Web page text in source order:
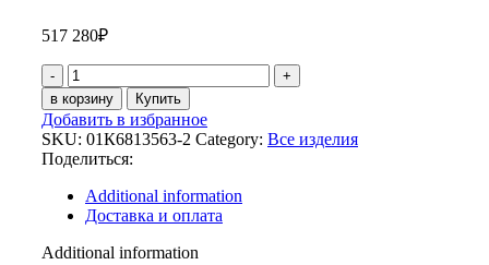
517 280₽
Кольцо
из
КОМБИ
ЗОЛОТО
750
пробы
01К6813563-
2
quantity
в корзину Купить
Добавить в избранное
SKU: 01К6813563-2 Category: Все изделия
Поделиться:
Additional information
Доставка и оплата
Additional information